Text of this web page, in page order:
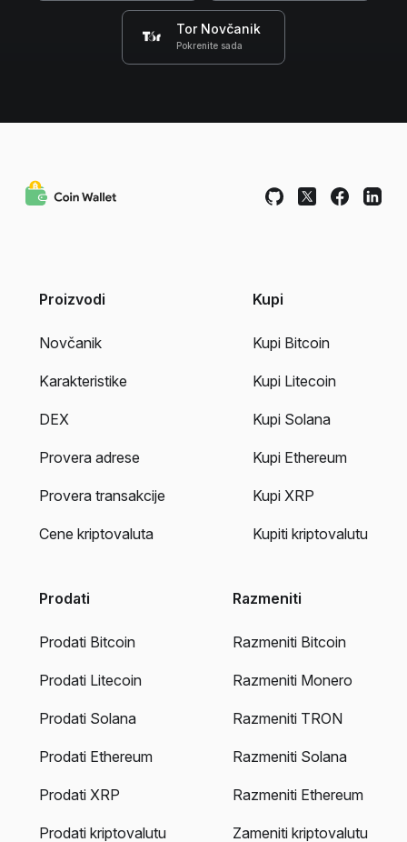
Tor Novčanik
Pokrenite sada
Proizvodi
Novčanik
Karakteristike
DEX
Provera adrese
Provera transakcije
Cene kriptovaluta
Kupi
Kupi Bitcoin
Kupi Litecoin
Kupi Solana
Kupi Ethereum
Kupi XRP
Kupiti kriptovalutu
Prodati
Prodati Bitcoin
Prodati Litecoin
Prodati Solana
Prodati Ethereum
Prodati XRP
Prodati kriptovalutu
Razmeniti
Razmeniti Bitcoin
Razmeniti Monero
Razmeniti TRON
Razmeniti Solana
Razmeniti Ethereum
Zameniti kriptovalutu